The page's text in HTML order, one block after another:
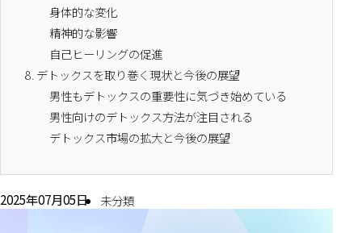
身体的な変化
精神的な影響
自己ヒーリングの促進
8. デトックスを取り巻く現状と今後の展望
男性もデトックスの重要性に気づき始めている
男性向けのデトックス方法が注目される
デトックス市場の拡大と今後の展望
2025年07月05日 未分類